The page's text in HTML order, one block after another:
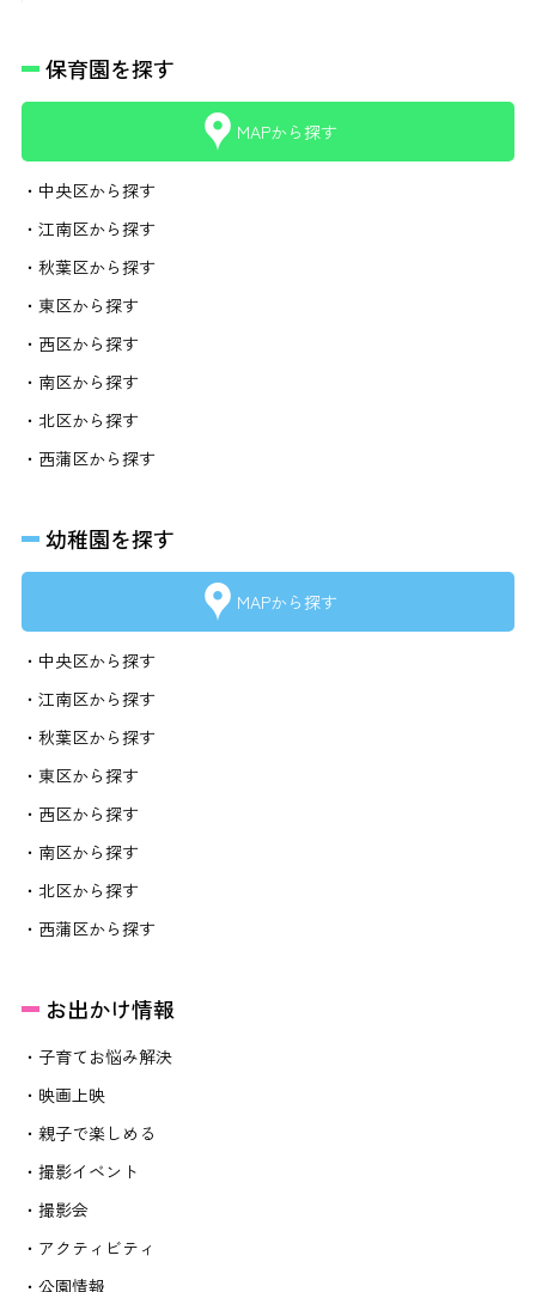
保育園を探す
MAPから探す
・中央区から探す
・江南区から探す
・秋葉区から探す
・東区から探す
・西区から探す
・南区から探す
・北区から探す
・西蒲区から探す
幼稚園を探す
MAPから探す
・中央区から探す
・江南区から探す
・秋葉区から探す
・東区から探す
・西区から探す
・南区から探す
・北区から探す
・西蒲区から探す
お出かけ情報
・子育てお悩み解決
・映画上映
・親子で楽しめる
・撮影イベント
・撮影会
・アクティビティ
・公園情報